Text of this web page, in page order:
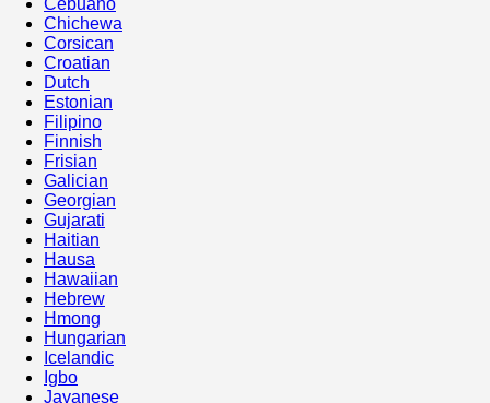
Cebuano
Chichewa
Corsican
Croatian
Dutch
Estonian
Filipino
Finnish
Frisian
Galician
Georgian
Gujarati
Haitian
Hausa
Hawaiian
Hebrew
Hmong
Hungarian
Icelandic
Igbo
Javanese